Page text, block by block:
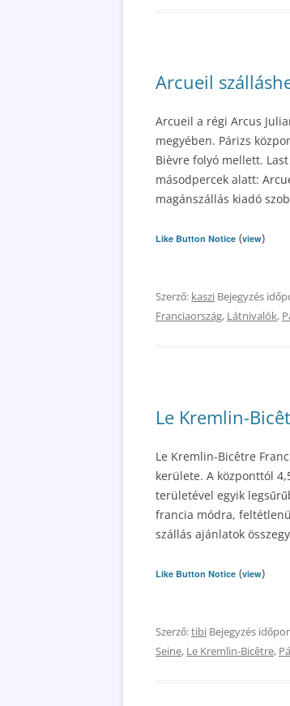
Arcueil
Arcueil a régi Arcus
megyében. Párizs
Bièvre folyó mellett.
másodpercek alatt:
magánszállás kiadó
Like Button Notice (view)
Szerző: kaszi Bejegyzés
Franciaország, Látnivalók,
Le Kremlin-
Le Kremlin-Bicêtre
kerülete. A központtól
területével egyik
francia módra,
szállás ajánlatok
Like Button Notice (view)
Szerző:tibi Bejegyzés
Seine, Le Kremlin-Bicêtre,